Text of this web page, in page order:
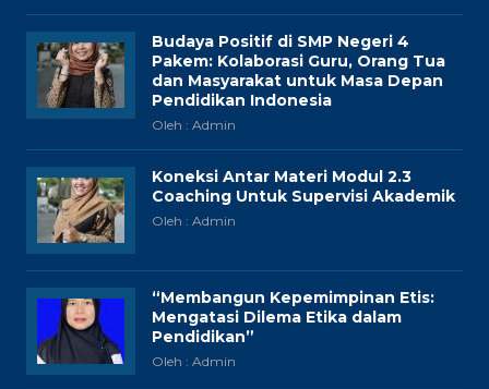
Budaya Positif di SMP Negeri 4
Pakem: Kolaborasi Guru, Orang Tua
dan Masyarakat untuk Masa Depan
Pendidikan Indonesia
Oleh : Admin
Koneksi Antar Materi Modul 2.3
Coaching Untuk Supervisi Akademik
Oleh : Admin
“Membangun Kepemimpinan Etis:
Mengatasi Dilema Etika dalam
Pendidikan”
Oleh : Admin